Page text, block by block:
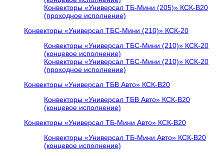
Конвекторы «Универсал ТБ-Мини (205)» КСК-В20
(проходное исполнение)
Конвекторы «Универсал ТБС-Мини (210)» КСК-20
Конвекторы «Универсал ТБС-Мини (210)» КСК-20
(концевое исполнение)
Конвекторы «Универсал ТБС-Мини (210)» КСК-20
(проходное исполнение)
Конвекторы «Универсал ТБВ Авто» КСК-В20
Конвекторы «Универсал ТБВ Авто» КСК-В20
(концевое исполнение)
Конвекторы «Универсал ТБ-Мини Авто» КСК-В20
Конвекторы «Универсал ТБ-Мини Авто» КСК-В20
(концевое исполнение)